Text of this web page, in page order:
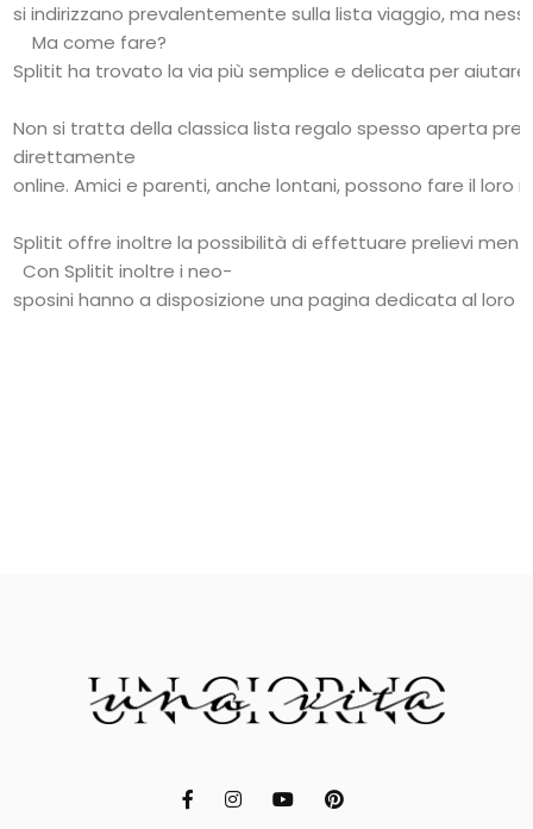
si indirizzano prevalentemente sulla lista viaggio, ma
Ma come fare?
Splitit ha trovato la via più semplice e delicata per
Non si tratta della classica lista regalo spesso aperta
direttamente
online. Amici e parenti, anche lontani, possono fare il
Splitit offre inoltre la possibilità di effettuare prelievi
Con Splitit inoltre i neo-
sposini hanno a disposizione una pagina dedicata al